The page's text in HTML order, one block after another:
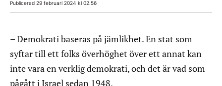
Publicerad 29 februari 2024 kl 02.56
– Demokrati baseras på jämlikhet. En stat som
syftar till ett folks överhöghet över ett annat kan
inte vara en verklig demokrati, och det är vad som
pågått i Israel sedan 1948.